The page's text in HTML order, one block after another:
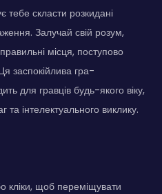
скласти розкидані
Залучай свій розум,
місця, поступово
заспокійлива гра-
для гравців будь-якого віку,
та інтелектуального виклику.
кліки, щоб переміщувати